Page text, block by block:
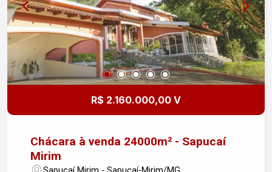
R$ 2.160.000,00 V
Chácara à venda 24000m² - Sapucaí
Mirim